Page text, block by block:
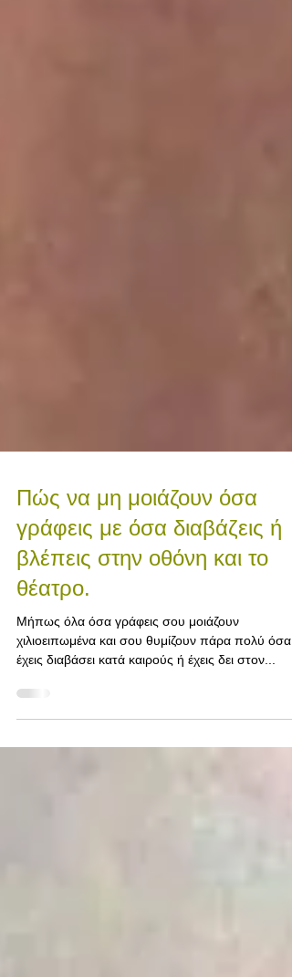
Πώς να μη μοιάζουν όσα
γράφεις με όσα διαβάζεις ή
βλέπεις στην οθόνη και το
θέατρο.
Μήπως όλα όσα γράφεις σου μοιάζουν
χιλιοειπωμένα και σου θυμίζουν πάρα πολύ όσα